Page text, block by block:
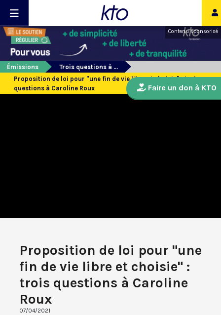
Contenu sponsorisé
Émissions
Trois questions à ...
Proposition de loi pour "une fin de vie libre et choisie" : trois
questions à Caroline Roux
Proposition de loi pour "une
fin de vie libre et choisie" :
trois questions à Caroline
Roux
07/04/2021
Faire un don à KTO